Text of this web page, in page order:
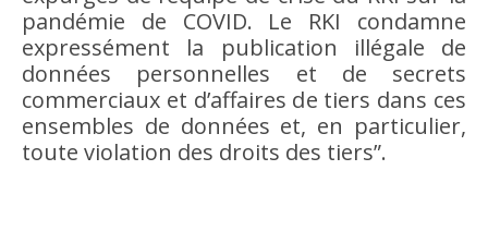
pandémie de COVID. Le RKI condamne
expressément la publication illégale de
données personnelles et de secrets
commerciaux et d’affaires de tiers dans ces
ensembles de données et, en particulier,
toute violation des droits des tiers”.